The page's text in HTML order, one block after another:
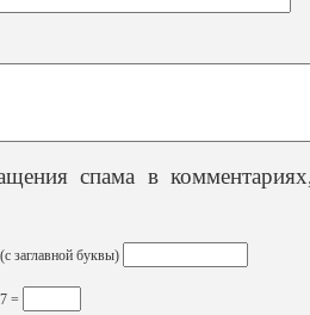
спама в
заглавной буквы)
=